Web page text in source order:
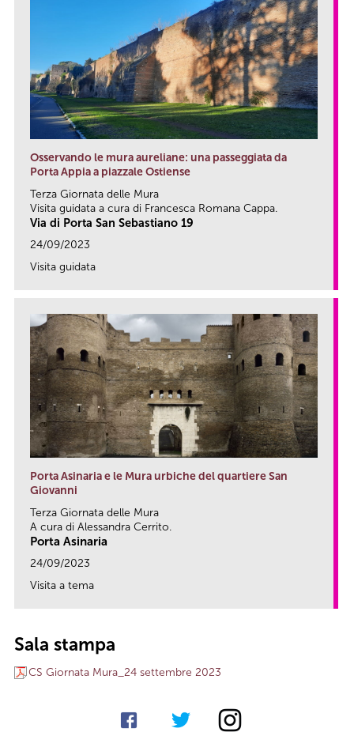
Osservando le mura aureliane: una passeggiata da
Porta Appia a piazzale Ostiense
Terza Giornata delle Mura
Visita guidata a cura di Francesca Romana Cappa.
Via di Porta San Sebastiano 19
24/09/2023
Visita guidata
Porta Asinaria e le Mura urbiche del quartiere San
Giovanni
Terza Giornata delle Mura
A cura di Alessandra Cerrito.
Porta Asinaria
24/09/2023
Visita a tema
Sala stampa
CS Giornata Mura_24 settembre 2023